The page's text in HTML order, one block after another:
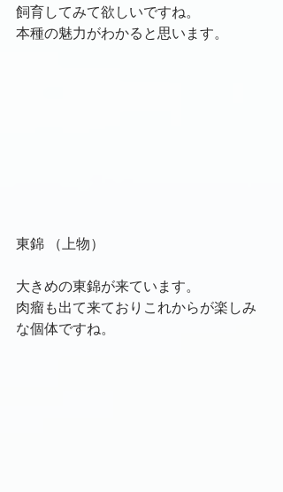
飼育してみて欲しいですね。
本種の魅力がわかると思います。
東錦 （上物）
大きめの東錦が来ています。
肉瘤も出て来ておりこれからが楽しみ
な個体ですね。